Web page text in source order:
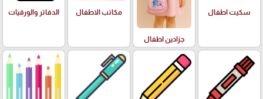
سكيت اطفال
جزادين اطفال
مكاتب الاطفال الدفاتر والورقيات